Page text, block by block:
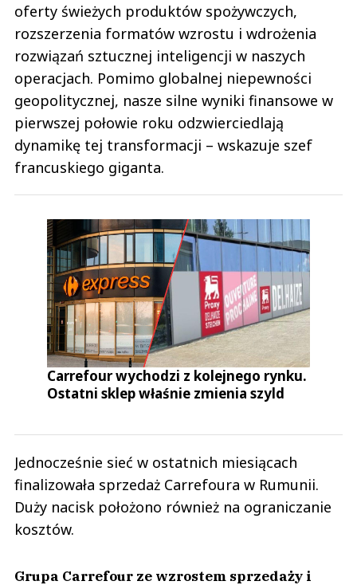
oferty świeżych produktów spożywczych,
rozszerzenia formatów wzrostu i wdrożenia
rozwiązań sztucznej inteligencji w naszych
operacjach. Pomimo globalnej niepewności
geopolitycznej, nasze silne wyniki finansowe w
pierwszej połowie roku odzwierciedlają
dynamikę tej transformacji – wskazuje szef
francuskiego giganta.
Carrefour wychodzi z kolejnego rynku.
Ostatni sklep właśnie zmienia szyld
Jednocześnie sieć w ostatnich miesiącach
finalizowała sprzedaż Carrefoura w Rumunii.
Duży nacisk położono również na ograniczanie
kosztów.
Grupa Carrefour ze wzrostem sprzedaży i